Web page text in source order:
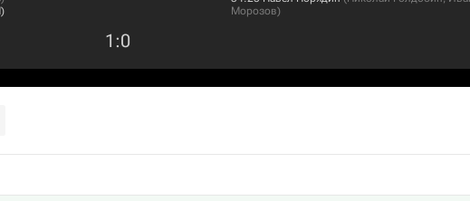
Морозов)
1 :0